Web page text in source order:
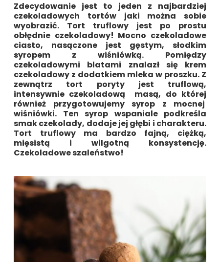
Zdecydowanie jest to jeden z najbardziej
czekoladowych tortów jaki można sobie
wyobrazić. Tort truflowy jest po prostu
obłędnie czekoladowy! Mocno czekoladowe
ciasto, nasączone jest gęstym, słodkim
syropem z wiśniówką. Pomiędzy
czekoladowymi blatami znalazł się krem
czekoladowy z dodatkiem mleka w proszku. Z
zewnątrz tort poryty jest truflową,
intensywnie czekoladową masą, do której
również przygotowujemy syrop z mocnej
wiśniówki. Ten syrop wspaniale podkreśla
smak czekolady, dodaje jej głębi i charakteru.
Tort truflowyma bardzo fajną, ciężką,
mięsistą i wilgotną konsystencję.
Czekoladowe szaleństwo!